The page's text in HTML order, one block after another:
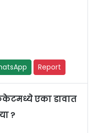
Report
एका डावात
?